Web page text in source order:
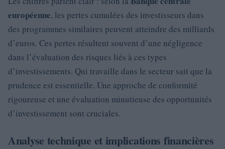
européenne, les pertes cumulées des investisseurs dans
des programmes similaires peuvent atteindre des milliards
d’euros. Ces pertes résultent souvent d’une négligence
dans l’évaluation des risques liés à ces types
d’investissements. Qui travaille dans le secteur sait que la
prudence est essentielle. Une approche de conformité
rigoureuse et une évaluation minutieuse des opportunités
d’investissement sont cruciales.
Analyse technique et implications financières